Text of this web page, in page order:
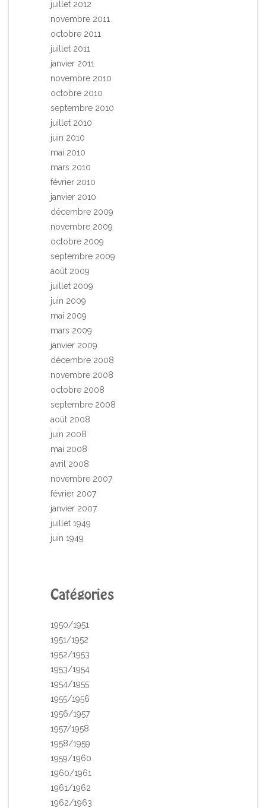
juillet 2012
novembre 2011
octobre 2011
juillet 2011
janvier 2011
novembre 2010
octobre 2010
septembre 2010
juillet 2010
juin 2010
mai 2010
mars 2010
février 2010
janvier 2010
décembre 2009
novembre 2009
octobre 2009
septembre 2009
août 2009
juillet 2009
juin 2009
mai 2009
mars 2009
janvier 2009
décembre 2008
novembre 2008
octobre 2008
septembre 2008
août 2008
juin 2008
mai 2008
avril 2008
novembre 2007
février 2007
janvier 2007
juillet 1949
juin 1949
Catégories
1950/1951
1951/1952
1952/1953
1953/1954
1954/1955
1955/1956
1956/1957
1957/1958
1958/1959
1959/1960
1960/1961
1961/1962
1962/1963